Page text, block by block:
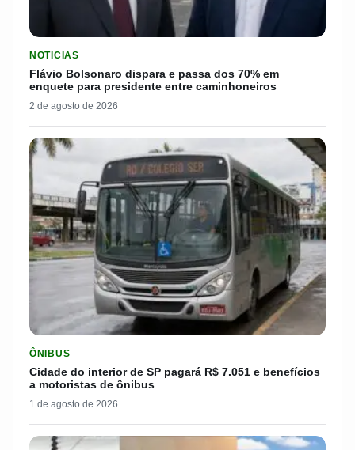
NOTICIAS
Flávio Bolsonaro dispara e passa dos 70% em
enquete para presidente entre caminhoneiros
2 de agosto de 2026
ÔNIBUS
Cidade do interior de SP pagará R$ 7.051 e benefícios
a motoristas de ônibus
1 de agosto de 2026